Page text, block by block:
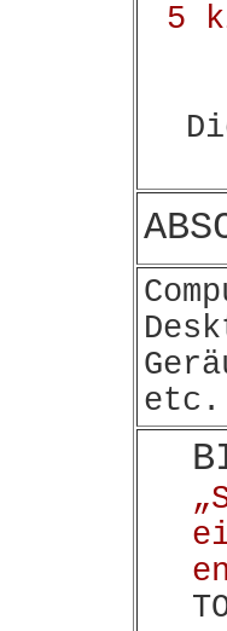
5
etc.